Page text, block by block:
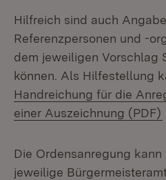
Hilfreich sind auch
Referenzpersonen und -
dem jeweiligen Vorschlag
können. Als Hilfestellung
Handreichung für die
einer Auszeichnung (PDF)
Die Ordensanregung
jeweilige